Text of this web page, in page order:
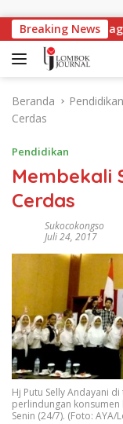
Breaking News
Kerja Bagi
Beranda Pendidikan
Cerdas
Pendidikan
Membekali
Cerdas
Sukocokongso
Juli 24, 2017
Hj Putu Selly Andayani
perlindungan konsumen
Senin (24/7). (Foto: AYA/